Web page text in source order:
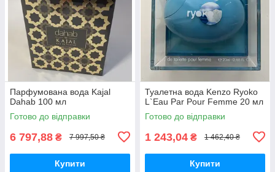
Парфумована вода Kajal
Dahab 100 мл
Готово до відправки
6 797,88 ₴ 7 997,50 ₴
Купити
Туалетна вода Kenzo Ryoko
L`Eau Par Pour Femme 20 мл
Готово до відправки
1 243,04 ₴ 1 462,40 ₴
Купити